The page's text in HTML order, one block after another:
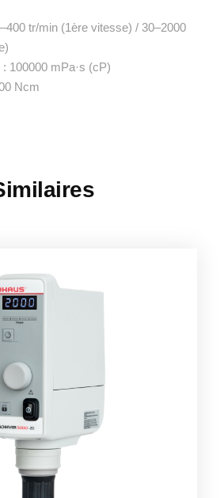
tr/min (1ère vitesse) / 30–2000
100000 mPa·s (cP)
Ncm